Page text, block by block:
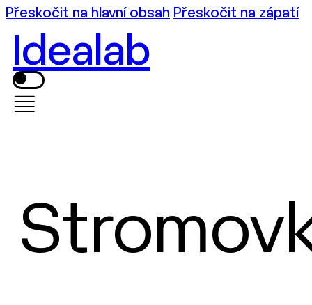
Přeskočit na hlavní obsah Přeskočit na zápatí
Idealab